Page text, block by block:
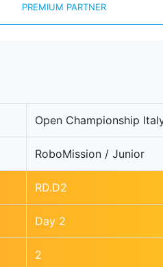
PREMIUM PARTNER
Open Championship
RoboMission / Junior
RD.D2
Day 2
2